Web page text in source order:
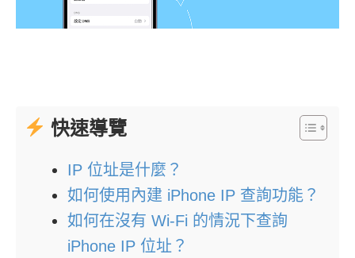
快速導覽
IP 位址是什麼？
如何使用內建 iPhone IP 查詢功能？
如何在沒有 Wi-Fi 的情況下查詢
iPhone IP 位址？